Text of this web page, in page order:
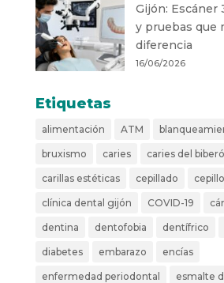
Gijón: Escáner
y pruebas que
diferencia
16/06/2026
Etiquetas
alimentación ATM
bruxismo caries caries del
carillas estéticas cepillado
clínica dental gijón COVID-19
dentina dentofobia dentífrico
diabetes embarazo encías
enfermedad periodontal esmalte